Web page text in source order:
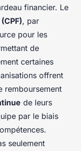
financier. Le
, par
pour les
de
certaines
offrent
remboursement
de leurs
par le biais
seulement